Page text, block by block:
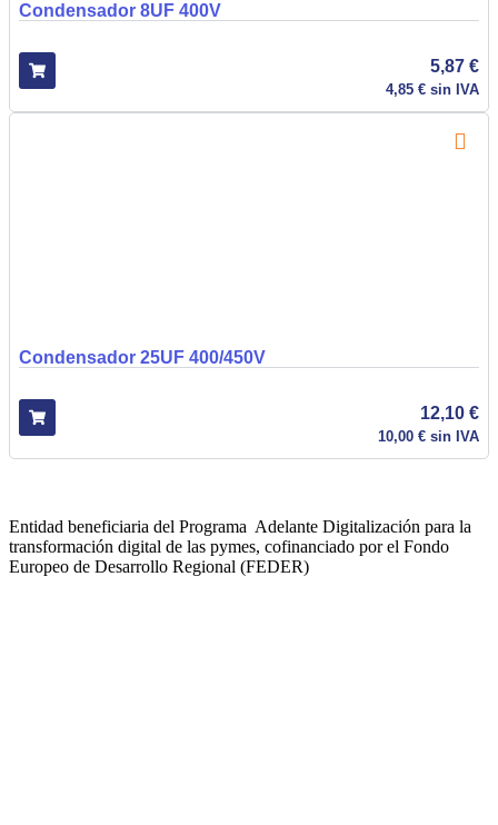
Condensador 8UF 400V
5,87 €
4,85 € sin IVA
Condensador 25UF 400/450V
12,10 €
10,00 € sin IVA
Entidad beneficiaria del Programa Adelante Digitalización para la
transformación digital de las pymes, cofinanciado por el Fondo
Europeo de Desarrollo Regional (FEDER)